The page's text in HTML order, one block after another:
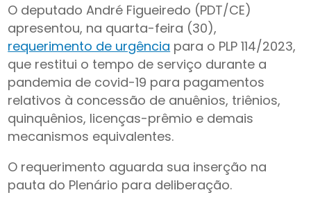
O deputado André Figueiredo (PDT/CE)
apresentou, na quarta-feira (30),
requerimento de urgência para o PLP 114/2023,
que restitui o tempo de serviço durante a
pandemia de covid-19 para pagamentos
relativos à concessão de anuênios, triênios,
quinquênios, licenças-prêmio e demais
mecanismos equivalentes.
O requerimento aguarda sua inserção na
pauta do Plenário para deliberação.